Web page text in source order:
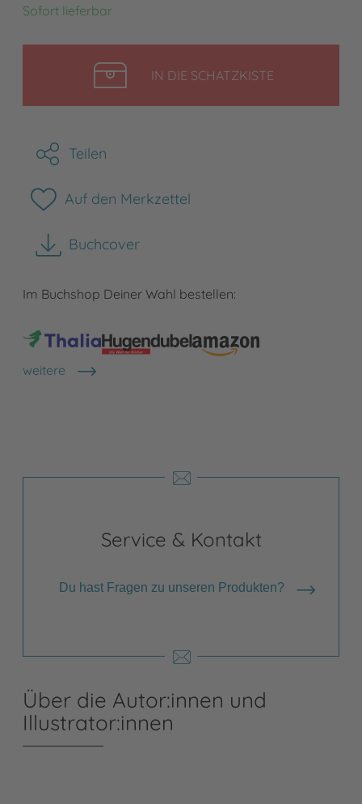
Sofort lieferbar
IN DIE SCHATZKISTELEGEN
Teilen
Auf den Merkzettel
Buchcover
herunterladen
Im Buchshop Deiner Wahl bestellen:
weitere
Shops anzeigen
Service & Kontakt
Du hast Fragen zu unseren Produkten?
Über die Autor:innen und
Illustrator:innen